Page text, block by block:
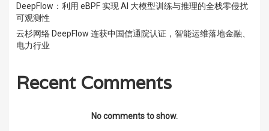
DeepFlow：利用 eBPF 实现 AI 大模型训练与推理的全栈零侵扰
可观测性
云杉网络 DeepFlow 连获中国信通院认证，智能运维落地金融、
电力行业
Recent Comments
No comments to show.